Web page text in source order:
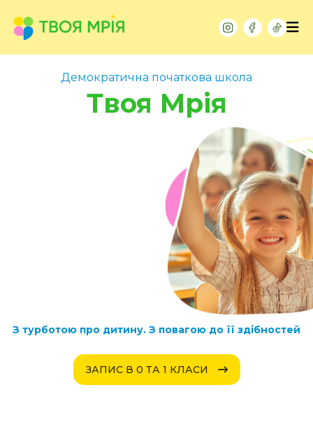
Демократична початкова школа
Твоя Мрія
З турботою про дитину. З повагою до її здібностей
ЗАПИС В 0 ТА 1 КЛАСИ